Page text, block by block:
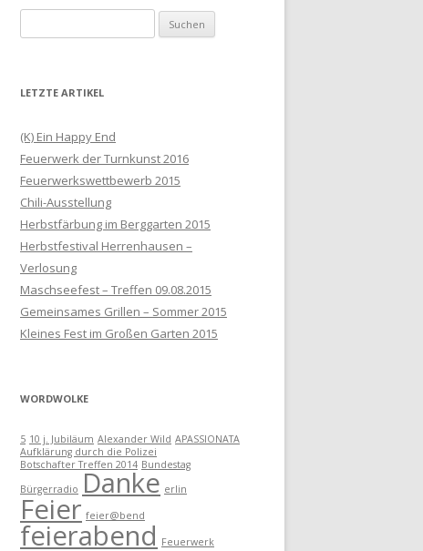
nach:
LETZTE ARTIKEL
(K) Ein Happy End
Feuerwerk der Turnkunst 2016
Feuerwerkswettbewerb 2015
Chili-Ausstellung
Herbstfärbung im Berggarten 2015
Herbstfestival Herrenhausen –
Verlosung
Maschseefest – Treffen 09.08.2015
Gemeinsames Grillen – Sommer 2015
Kleines Fest im Großen Garten 2015
WORDWOLKE
5 10 j. Jubiläum Alexander Wild APASSIONATA
Aufklärung durch die Polizei
Botschafter Treffen 2014 Bundestag
Bürgerradio Danke erlin
Feier feier@bend
feierabend Feuerwerk